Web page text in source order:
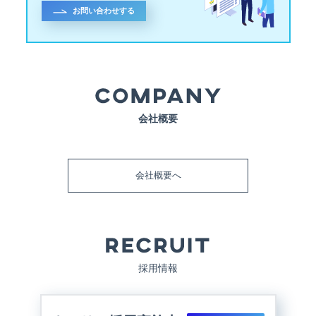
お問い合わせする
会社概要
会社概要へ
採用情報